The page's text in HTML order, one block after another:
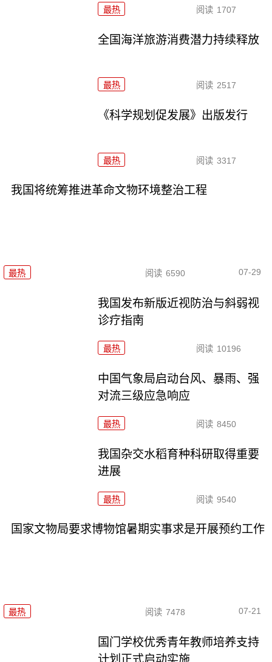
最热 阅读 1707
全国海洋旅游消费潜力持续释放
最热 阅读 2517
《科学规划促发展》出版发行
最热 阅读 3317
我国将统筹推进革命文物环境整治工程
最热 阅读 6590 07-29
我国发布新版近视防治与斜弱视
诊疗指南
最热 阅读 10196
中国气象局启动台风、暴雨、强
对流三级应急响应
最热 阅读 8450
我国杂交水稻育种科研取得重要
进展
最热 阅读 9540
国家文物局要求博物馆暑期实事求是开展预约工作
最热 阅读 7478 07-21
国门学校优秀青年教师培养支持
计划正式启动实施